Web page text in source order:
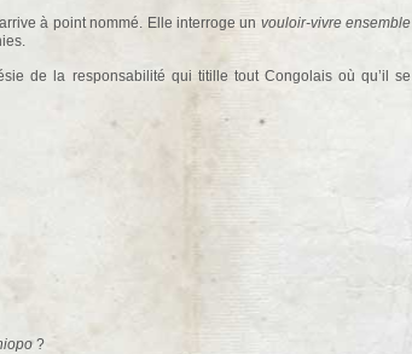
à point nommé. Elle interroge un vouloir-vivre ensemble
de la responsabilité qui titille tout Congolais où qu’il se
?